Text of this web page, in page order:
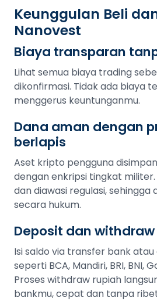
Keunggulan Beli
Nanovest
Biaya transparan
Lihat semua biaya trading
dikonfirmasi. Tidak ada biaya
menggerus keuntunganmu.
Dana aman dengan
berlapis
Aset kripto pengguna
dengan enkripsi tingkat
dan diawasi regulasi, sehingga
secara hukum.
Deposit dan
Isi saldo via transfer bank
seperti BCA, Mandiri, BRI, BNI,
Proses withdraw rupiah
bankmu, cepat dan tanpa